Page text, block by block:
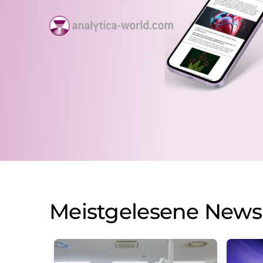
Meistgelesene News